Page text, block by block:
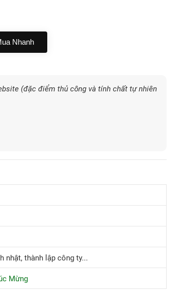
Nhanh
(đặc điểm thủ công và tính chất tự nhiên
nhật, thành lập công ty...
Mừng